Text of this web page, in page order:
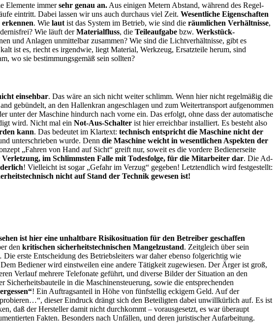
Elemente immersehr genau an. Aus einigen Metern Abstand, während des Regel-
eintritt. Dabei lassen wir uns auch durchaus viel Zeit.Wesentliche Eigenschaften
. Wielautist das System im Betrieb, wie sind dieräumlichen Verhältnisse,
Wie läuft derMaterialfluss, dieTeileaufgabe bzw.Werkstück-
und Anlagen unmittelbar zusammen? Wie sind die Lichtverhältnisse, gibt es
ist es, riecht es irgendwie, liegt Material, Werkzeug, Ersatzteile herum, sind
wo sie bestimmungsgemäß sein sollten?
einsehbar. Das wäre an sich nicht weiter schlimm. Wenn hier nicht regelmäßig die
gebündelt, an den Hallenkran angeschlagen und zum Weitertransport aufgenommen
unter der Maschine hindurch nach vorne ein. Das erfolgt, ohne dass der automatische
wird. Nicht mal einNot-Aus-Schalter ist hier erreichbar installiert. Es besteht also
kann. Das bedeutet im Klartext:technisch entspricht die Maschine nicht der
unterschrieben wurde. Denndie Maschine weicht in wesentlichen Aspekten der
„Fahren von Hand auf Sicht“ greift nur, soweit es die vordere Bedienerseite
im Schlimmsten Falle mit Todesfolge, für die Mitarbeiter dar. Die Ad-
! Vielleicht ist sogar „Gefahr im Verzug“ gegeben! Letztendlich wird festgestellt:
nicht auf Stand der Technik gewesen ist!
ist hier eine unhaltbare Risikosituation für den Betreiber geschaffen
denkritischen sicherheitstechnischen Mangelzustand. Zeitgleich über sein
erste Entscheidung des Betriebsleiters war daher ebenso folgerichtig wie
Bediener wird einstweilen eine andere Tätigkeit zugewiesen. Der Ärger ist groß,
Verlauf mehrere Telefonate geführt, und diverse Bilder der Situation an den
Sicherheitsbauteile in die Maschinensteuerung, sowie die entsprechenden
! Ein Auftragsanteil in Höhe von fünfstellig eckigem Geld. Auf der
dieser Eindruck drängt sich den Beteiligten dabei unwillkürlich auf. Es ist
daß der Hersteller damit nicht durchkommt – vorausgesetzt, es war überaupt
Fakten. Besonders nach Unfällen, und deren juristischer Aufarbeitung.